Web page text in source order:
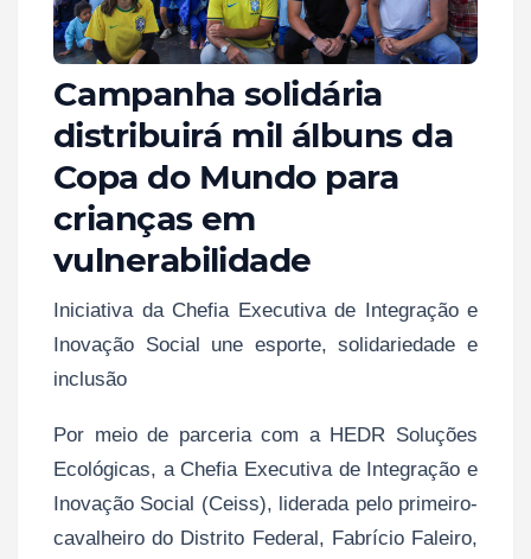
Campanha solidária
distribuirá mil álbuns da
Copa do Mundo para
crianças em
vulnerabilidade
Iniciativa da Chefia Executiva de Integração e
Inovação Social une esporte, solidariedade e
inclusão
Por meio de parceria com a HEDR Soluções
Ecológicas, a Chefia Executiva de Integração e
Inovação Social (Ceiss), liderada pelo primeiro-
cavalheiro do Distrito Federal, Fabrício Faleiro,